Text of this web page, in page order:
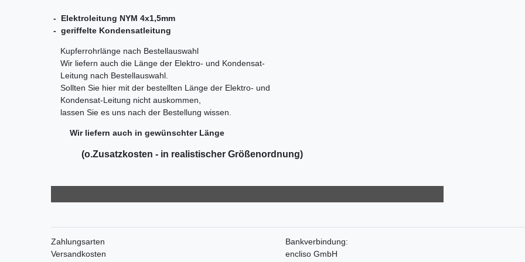
- Elektroleitung NYM 4x1,5mm
- geriffelte Kondensatleitung
Kupferrohrlänge nach Bestellauswahl
Wir liefern auch die Länge der Elektro- und Kondensat-
Leitung nach Bestellauswahl.
Sollten Sie hier mit der bestellten Länge der Elektro- und
Kondensat-Leitung nicht auskommen,
lassen Sie es uns nach der Bestellung wissen.
Wir liefern auch in gewünschter Länge
(o.Zusatzkosten - in realistischer Größenordnung)
Zahlungsarten
Versandkosten
Bankverbindung:
encliso GmbH